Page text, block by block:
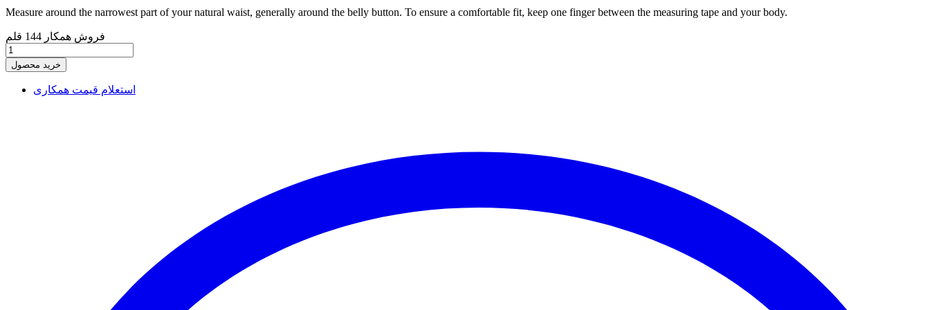
Measure around the narrowest part of your natural waist, generally around the belly button. To ensure a comfortable fit, keep one finger between the measuring tape and your body.
فروش همکار 144 قلم
خرید محصول
استعلام قیمت همکاری